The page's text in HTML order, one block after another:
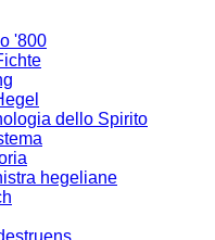
'800
dello Spirito
hegeliane